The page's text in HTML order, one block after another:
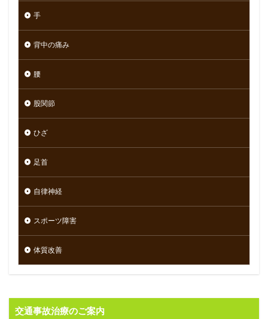
手
背中の痛み
腰
股関節
ひざ
足首
自律神経
スポーツ障害
体質改善
交通事故治療のご案内